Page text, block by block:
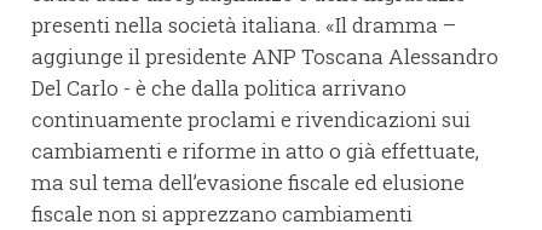
presenti nella società italiana. «Il dramma –
aggiunge il presidente ANP Toscana Alessandro
Del Carlo - è che dalla politica arrivano
continuamente proclami e rivendicazioni sui
cambiamenti e riforme in atto o già effettuate,
ma sul tema dell’evasione fiscale ed elusione
fiscale non si apprezzano cambiamenti